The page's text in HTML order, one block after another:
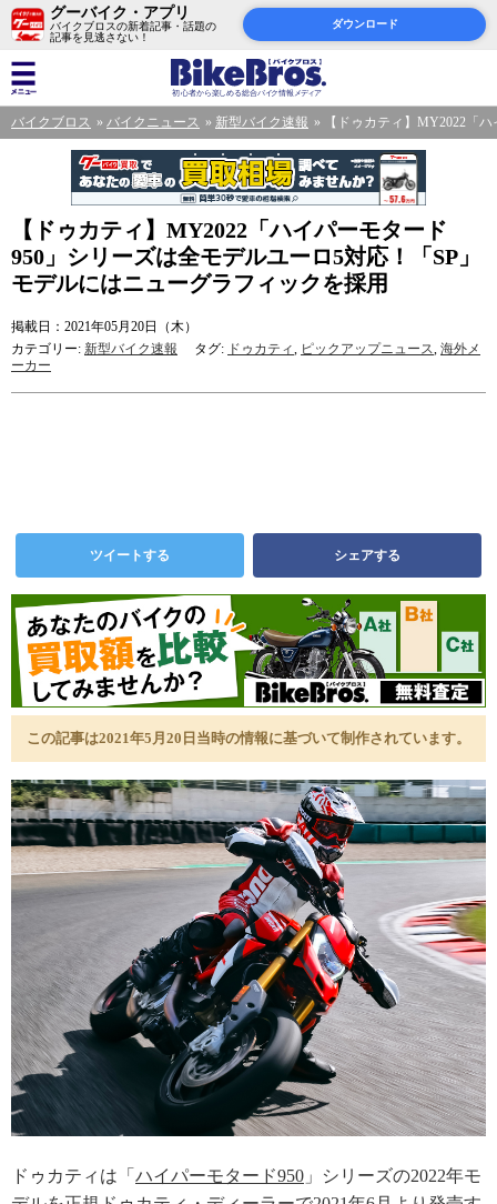
グーバイク・アプリ
バイクブロスの新着記事・話題の
記事を見逃さない！
ダウンロード
バイクブロス バイクニュース 新型バイク速報 【ドゥカティ】MY2022「
【ドゥカティ】MY2022「ハイパーモタード
950」シリーズは全モデルユーロ5対応！「SP」
モデルにはニューグラフィックを採用
掲載日：2021年05月20日（木）
カテゴリー: 新型バイク速報 タグ: ドゥカティ, ピックアップニュース, 海外メ
ーカー
ツイートする シェアする
この記事は2021年5月20日当時の情報に基づいて制作されています。
ドゥカティは「 ハイパーモタード950 」シリーズの2022年モ